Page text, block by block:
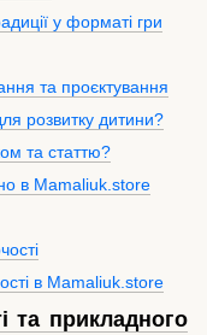
у форматі гри
та проєктування
розвитку дитини?
та статтю?
в Mamaliuk.store
в Mamaliuk.store
та прикладного